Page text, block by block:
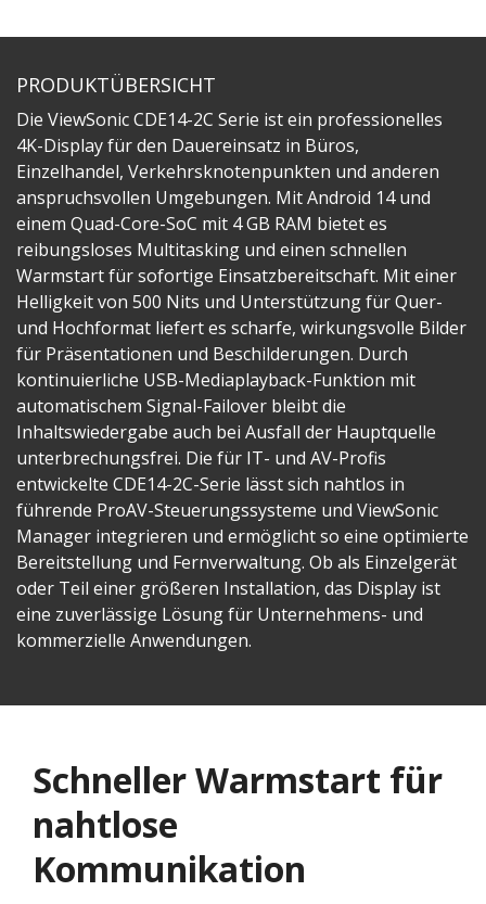
PRODUKTÜBERSICHT
Die ViewSonic CDE14-2C Serie ist ein professionelles
4K-Display für den Dauereinsatz in Büros,
Einzelhandel, Verkehrsknotenpunkten und anderen
anspruchsvollen Umgebungen. Mit Android 14 und
einem Quad-Core-SoC mit 4 GB RAM bietet es
reibungsloses Multitasking und einen schnellen
Warmstart für sofortige Einsatzbereitschaft. Mit einer
Helligkeit von 500 Nits und Unterstützung für Quer-
und Hochformat liefert es scharfe, wirkungsvolle Bilder
für Präsentationen und Beschilderungen. Durch
kontinuierliche USB-Mediaplayback-Funktion mit
automatischem Signal-Failover bleibt die
Inhaltswiedergabe auch bei Ausfall der Hauptquelle
unterbrechungsfrei. Die für IT- und AV-Profis
entwickelte CDE14-2C-Serie lässt sich nahtlos in
führende ProAV-Steuerungssysteme und ViewSonic
Manager integrieren und ermöglicht so eine optimierte
Bereitstellung und Fernverwaltung. Ob als Einzelgerät
oder Teil einer größeren Installation, das Display ist
eine zuverlässige Lösung für Unternehmens- und
kommerzielle Anwendungen.
Schneller Warmstart für
nahtlose
Kommunikation